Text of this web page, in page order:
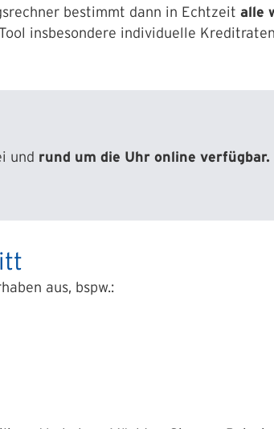
bestimmt dann in Echtzeit alle
insbesondere individuelle
und rund um die Uhr online verfügbar.
aus, bspw.: